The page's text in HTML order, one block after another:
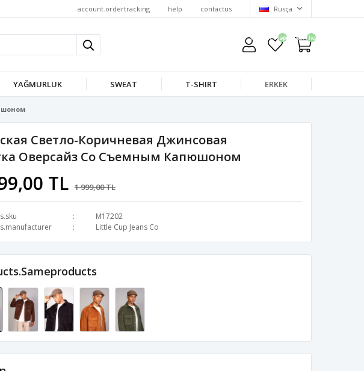
account.ordertracking help contactus Rusça
wishlist.headerquantity
shoppingcart.headerquantity
YAĞMURLUK SWEAT T-SHIRT ERKEK
Светло-Коричневая Джинсовая
Оверсайз Со Съемным Капюшоном
TL 1 999,00 TL
M17202
Little Cup Jeans Co